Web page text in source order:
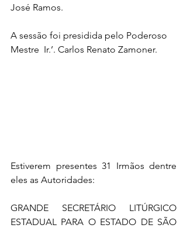
José Ramos.
A sessão foi presidida pelo Poderoso
Mestre  Ir.’. Carlos Renato Zamoner.
Estiverem presentes 31 Irmãos dentre
eles as Autoridades:
GRANDE SECRETÁRIO LITÚRGICO
ESTADUAL PARA O ESTADO DE SÃO